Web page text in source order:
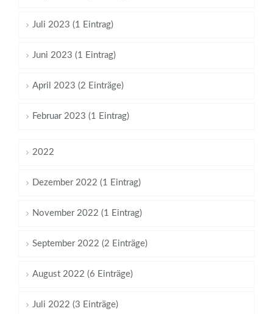
Juli 2023 (1 Eintrag)
Juni 2023 (1 Eintrag)
April 2023 (2 Einträge)
Februar 2023 (1 Eintrag)
2022
Dezember 2022 (1 Eintrag)
November 2022 (1 Eintrag)
September 2022 (2 Einträge)
August 2022 (6 Einträge)
Juli 2022 (3 Einträge)